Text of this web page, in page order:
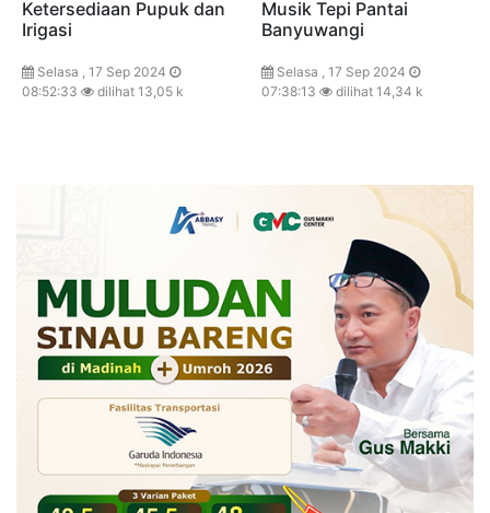
Ketersediaan Pupuk dan
Irigasi
Selasa , 17 Sep 2024
08:52:33
dilihat 13,05 k
Musik Tepi Pantai
Banyuwangi
Selasa , 17 Sep 2024
07:38:13
dilihat 14,34 k